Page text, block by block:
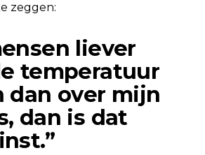
zeggen:
liever
temperatuur
dan over mijn
dan is dat